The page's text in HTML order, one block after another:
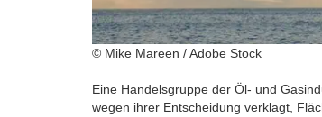
© Mike Mareen / Adobe Stock
Eine Handelsgruppe der Öl- und
wegen ihrer Entscheidung verklagt,